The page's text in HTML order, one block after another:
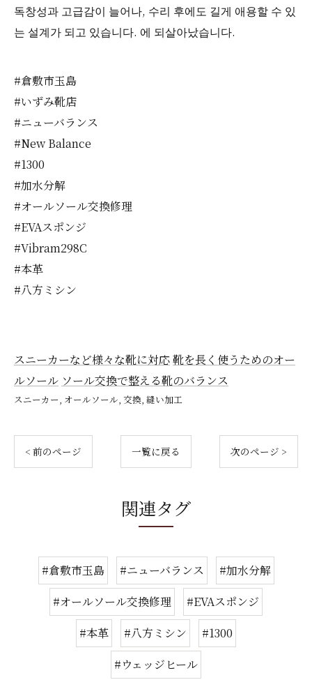
독창성과 고급감이 늘어나, 수리 후에도 길게 애용할 수 있
는 설계가 되고 있습니다. 에 되살아났습니다.
#倉敷市玉島
#いずみ靴店
#ニューバランス
#New Balance
#1300
#加水分解
#オールソール交換修理
#EVAスポンジ
#Vibram298C
#本革
#八方ミシン
スニーカーなど様々な靴に対応靴を長く使うためのオー
ルソール ソール交換で整える靴のバランス
スニーカー オールソール 交換 縫い加工
< 前のページ 一覧に戻る 次のページ >
関連タグ
#倉敷市玉島 #ニューバランス
#加水分解
#オールソール交換修理
#EVAスポンジ
#本革
#八方ミシン
#1300
#ウェッジヒール